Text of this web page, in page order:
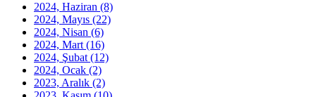
2024, Haziran (8)
2024, Mayıs (22)
2024, Nisan (6)
2024, Mart (16)
2024, Şubat (12)
2024, Ocak (2)
2023, Aralık (2)